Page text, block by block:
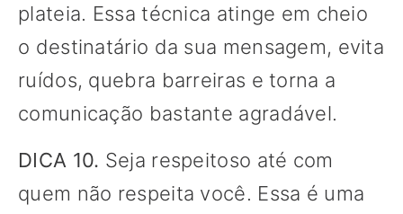
plateia. Essa técnica atinge em cheio
o destinatário da sua mensagem, evita
ruídos, quebra barreiras e torna a
comunicação bastante agradável.
DICA 10. Seja respeitoso até com
quem não respeita você. Essa é uma